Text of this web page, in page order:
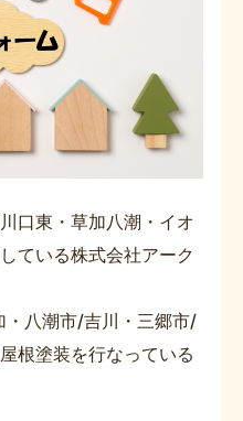
口東・草加八潮・イオ
ている株式会社アーク
八潮市/吉川・三郷市/
根塗装を行なっている